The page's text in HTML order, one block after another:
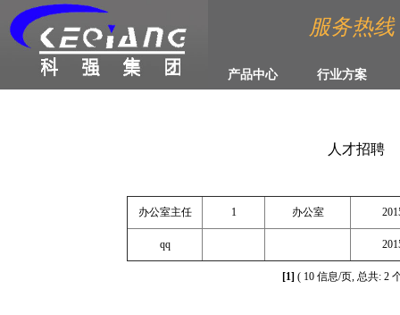
服务热线
产品中心 行业方案
人才招聘
办公室主任 1 办公室
qq
[1] ( 10 信息/页, 总共: 2